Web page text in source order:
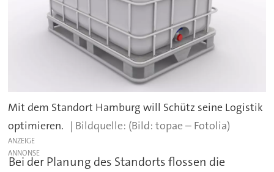
Mit dem Standort Hamburg will Schütz seine Logistik
optimieren.
(Bild: topae – Fotolia)
ANZEIGE
Bei der Planung des Standorts flossen die